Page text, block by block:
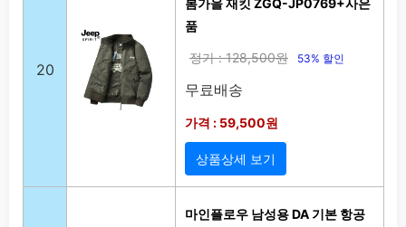
20
품
정가 : 128,500원 53% 할인
무료배송
가격 : 59,500원
상품상세 보기
마인플로우 남성용 DA 기본 항공